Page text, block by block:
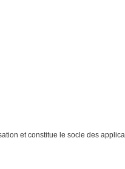
et constitue le socle des